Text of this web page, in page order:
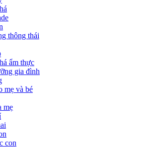
thông thái
ẩm thực
gia đình
mẹ và bé
mẹ
con